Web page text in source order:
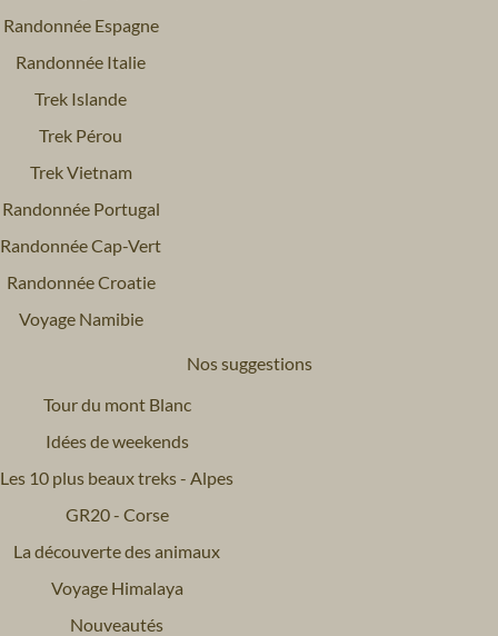
Randonnée Espagne
Randonnée Italie
Trek Islande
Trek Pérou
Trek Vietnam
Randonnée Portugal
Randonnée Cap-Vert
Randonnée Croatie
Voyage Namibie
Nos suggestions
Tour du mont Blanc
Idées de weekends
Les 10 plus beaux treks - Alpes
GR20 - Corse
La découverte des animaux
Voyage Himalaya
Nouveautés